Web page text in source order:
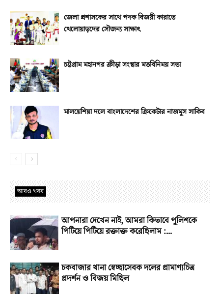
জেলা প্রশাসকের সাথে পদক বিজয়ী কারাতে
খেলোয়াড়দের সৌজন্য সাক্ষাৎ
চট্টগ্রাম মহানগর ক্রীড়া সংস্থার মতবিনিময় সভা
মালয়েশিয়া দলে বাংলাদেশের ক্রিকেটার নাজমুস সাকিব
আরও খবর
আপনারা দেখেন নাই, আমরা কিভাবে পুলিশকে
পিটিয়ে পিটিয়ে রক্তাক্ত করেছিলাম :...
চকবাজার থানা স্বেচ্ছাসেবক দলের প্রামাণ্যচিত্র
প্রদর্শন ও বিজয় মিছিল